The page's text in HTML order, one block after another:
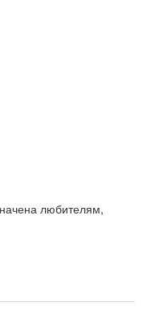
любителям,
пробующим
полнотой
содержания и
растений
рыб и растений, а